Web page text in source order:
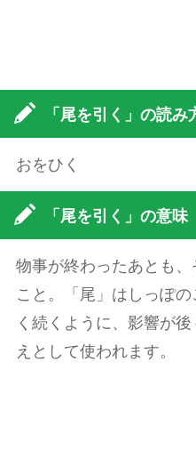
「尾を引く」の読み
おをひく
「尾を引く」の意味
物事が終わったあとも
こと。「尾」はしっぽ
く続くように、影響が
えとして使われます。